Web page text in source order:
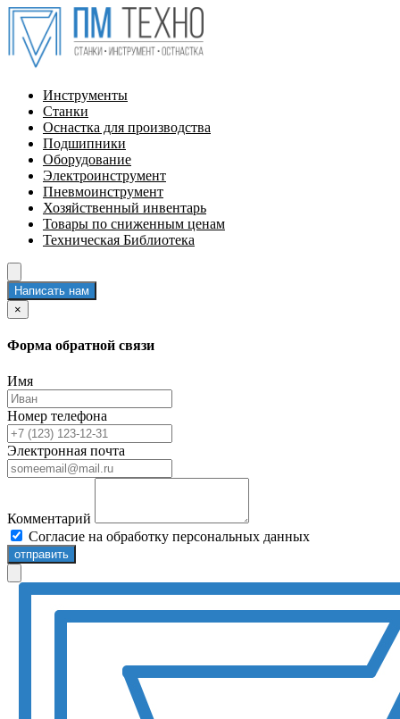
Инструменты
Станки
Оснастка для производства
Подшипники
Оборудование
Электроинструмент
Пневмоинструмент
Хозяйственный инвентарь
Товары по сниженным ценам
Техническая Библиотека
Написать нам
×
Форма обратной связи
Имя
Номер телефона
Электронная почта
Комментарий
Согласие на обработку персональных данных
отправить